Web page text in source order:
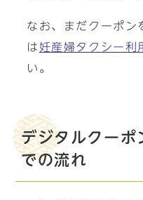
なお、まだクーポン
は妊産婦タクシー利
い。
デジタルクーポ
での流れ